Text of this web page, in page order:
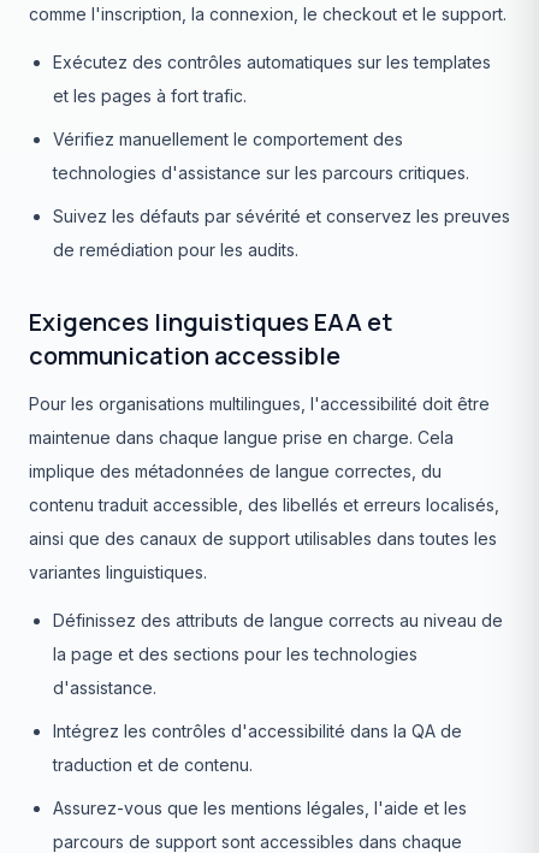
comme l'inscription, la connexion, le checkout et le support.
Exécutez des contrôles automatiques sur les templates
et les pages à fort trafic.
Vérifiez manuellement le comportement des
technologies d'assistance sur les parcours critiques.
Suivez les défauts par sévérité et conservez les preuves
de remédiation pour les audits.
Exigences linguistiques EAA et
communication accessible
Pour les organisations multilingues, l'accessibilité doit être
maintenue dans chaque langue prise en charge. Cela
implique des métadonnées de langue correctes, du
contenu traduit accessible, des libellés et erreurs localisés,
ainsi que des canaux de support utilisables dans toutes les
variantes linguistiques.
Définissez des attributs de langue corrects au niveau de
la page et des sections pour les technologies
d'assistance.
Intégrez les contrôles d'accessibilité dans la QA de
traduction et de contenu.
Assurez-vous que les mentions légales, l'aide et les
parcours de support sont accessibles dans chaque